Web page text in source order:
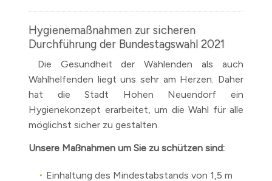
Hygienemaßnahmen zur sicheren
Durchführung der Bundestagswahl 2021
Die Gesundheit der Wählenden als auch
Wahlhelfenden liegt uns sehr am Herzen. Daher
hat die Stadt Hohen Neuendorf ein
Hygienekonzept erarbeitet, um die Wahl für alle
möglichst sicher zu gestalten.
Unsere Maßnahmen um Sie zu schützen sind:
Einhaltung des Mindestabstands von 1,5 m